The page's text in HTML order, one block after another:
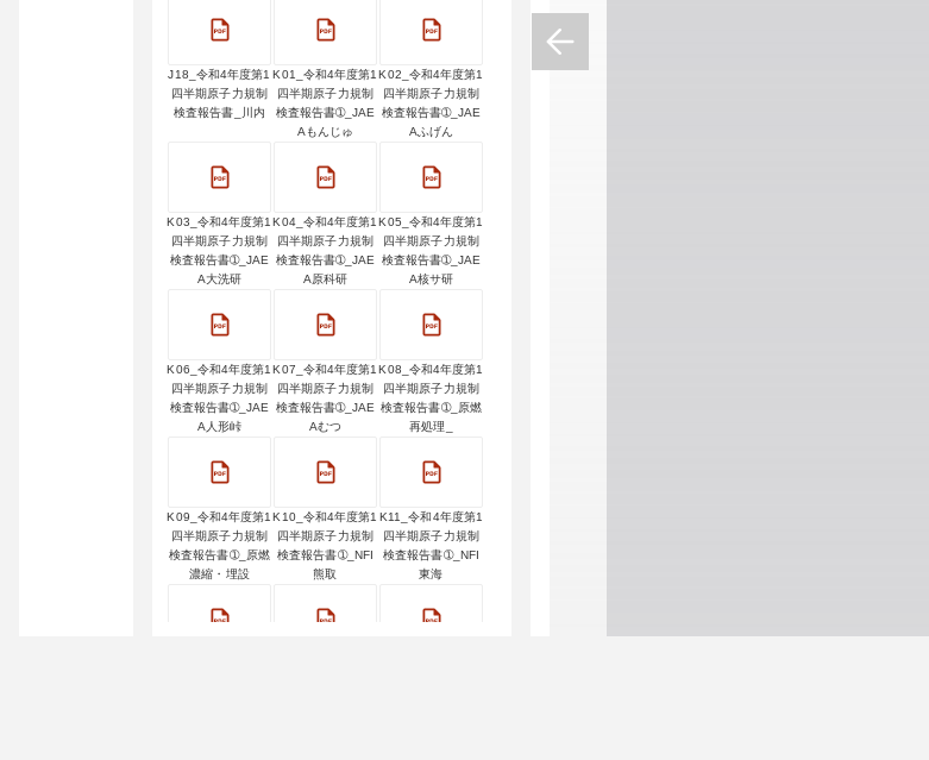
J18_令和4年度第1
四半期原子力規制
検査報告書_川内
K01_令和4年度第1
四半期原子力規制
検査報告書➀_JAE
Aもんじゅ
K02_令和4年度第1
四半期原子力規制
検査報告書➀_JAE
Aふげん
K03_令和4年度第1
四半期原子力規制
検査報告書➀_JAE
A大洗研
K04_令和4年度第1
四半期原子力規制
検査報告書➀_JAE
A原科研
K05_令和4年度第1
四半期原子力規制
検査報告書➀_JAE
A核サ研
K06_令和4年度第1
四半期原子力規制
検査報告書➀_JAE
A人形峠
K07_令和4年度第1
四半期原子力規制
検査報告書➀_JAE
Aむつ
K08_令和4年度第1
四半期原子力規制
検査報告書➀_原燃
再処理_
K09_令和4年度第1
四半期原子力規制
検査報告書➀_原燃
濃縮・埋設
K10_令和4年度第1
四半期原子力規制
検査報告書➀_NFI
熊取
K11_令和4年度第1
四半期原子力規制
検査報告書➀_NFI
東海